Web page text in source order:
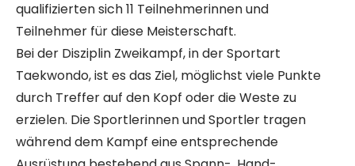
qualifizierten sich 11 Teilnehmerinnen und
Teilnehmer für diese Meisterschaft.
Bei der Disziplin Zweikampf, in der Sportart
Taekwondo, ist es das Ziel, möglichst viele Punkte
durch Treffer auf den Kopf oder die Weste zu
erzielen. Die Sportlerinnen und Sportler tragen
während dem Kampf eine entsprechende